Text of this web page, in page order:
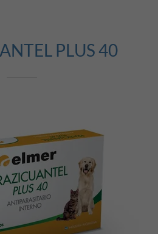
PLUS 40